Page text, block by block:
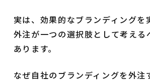
実は、効果的なブランディングを
外注が一つの選択肢として考える
あります。
なぜ自社のブランディングを外注